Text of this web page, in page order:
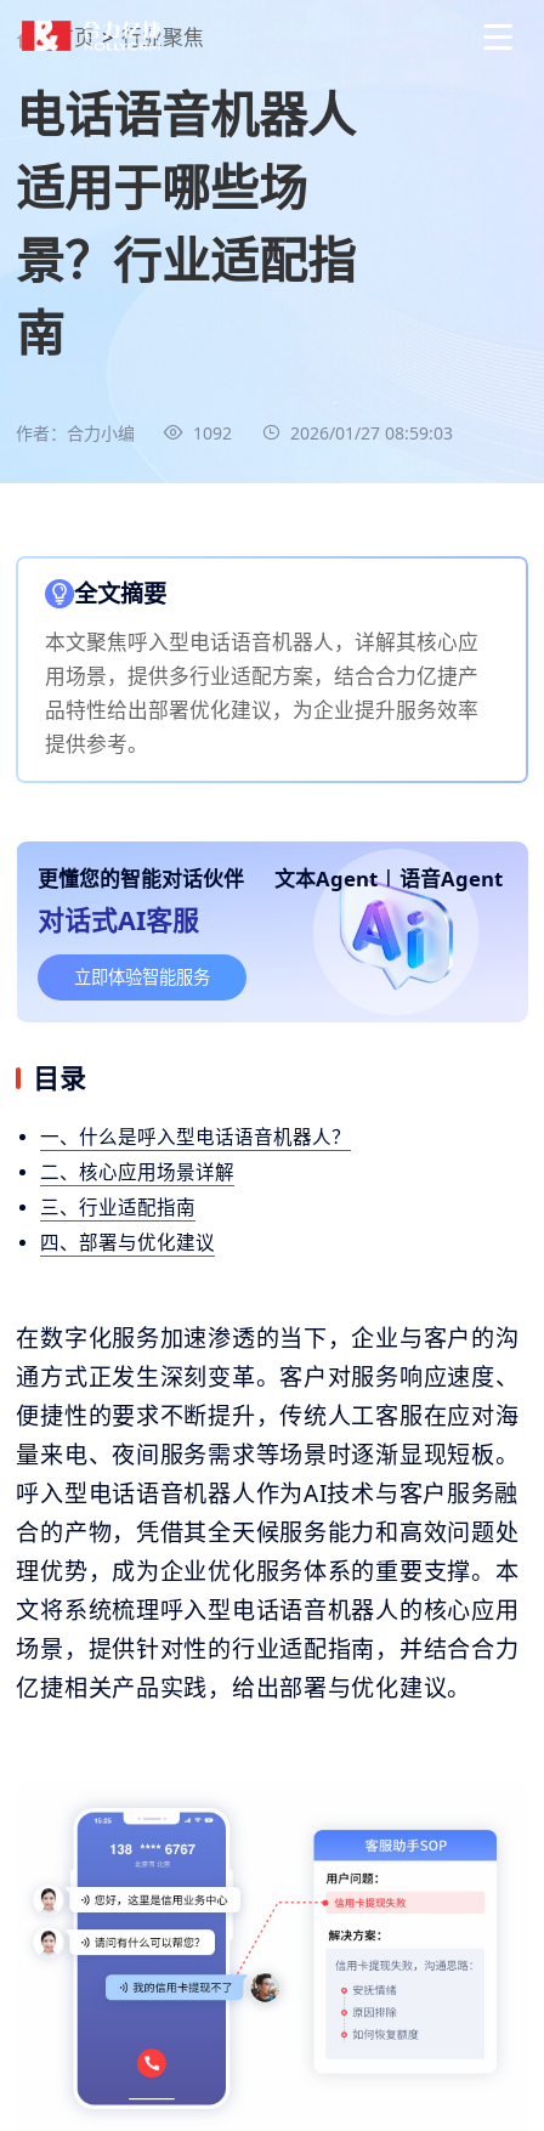
首页 > 行业聚焦
电话语音机器人
适用于哪些场
景？行业适配指
南
作者：合力小编 1092 2026/01/27 08:59:03
全文摘要
本文聚焦呼入型电话语音机器人，详解其核心应
用场景，提供多行业适配方案，结合合力亿捷产
品特性给出部署优化建议，为企业提升服务效率
提供参考。
更懂您的智能对话伙伴 文本Agent | 语音Agent
对话式AI客服
立即体验智能服务
目录
一、什么是呼入型电话语音机器人？
二、核心应用场景详解
三、行业适配指南
四、部署与优化建议
在数字化服务加速渗透的当下，企业与客户的沟
通方式正发生深刻变革。客户对服务响应速度、
便捷性的要求不断提升，传统人工客服在应对海
量来电、夜间服务需求等场景时逐渐显现短板。
呼入型电话语音机器人作为AI技术与客户服务融
合的产物，凭借其全天候服务能力和高效问题处
理优势，成为企业优化服务体系的重要支撑。本
文将系统梳理呼入型电话语音机器人的核心应用
场景，提供针对性的行业适配指南，并结合合力
亿捷相关产品实践，给出部署与优化建议。